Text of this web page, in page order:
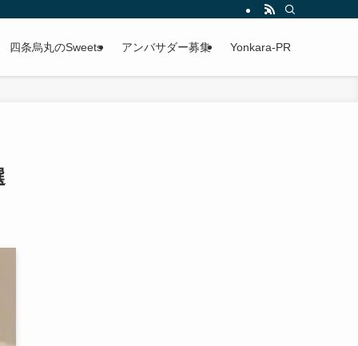
四条烏丸のSweets アンバサダー募集 Yonkara-PR